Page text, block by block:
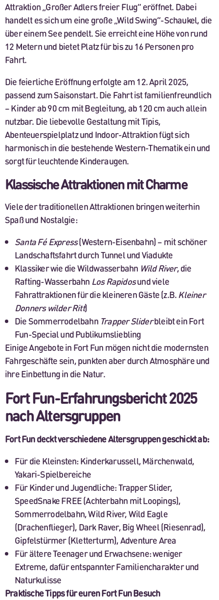
Attraktion „Großer Adlers freier Flug“ eröffnet. Dabei
handelt es sich um eine große „Wild Swing“-Schaukel, die
über einem See pendelt. Sie erreicht eine Höhe von rund
12 Metern und bietet Platz für bis zu 16 Personen pro
Fahrt.
Die feierliche Eröffnung erfolgte am 12. April 2025,
passend zum Saisonstart. Die Fahrt ist familienfreundlich
– Kinder ab 90 cm mit Begleitung, ab 120 cm auch allein
nutzbar. Die liebevolle Gestaltung mit Tipis,
Abenteuerspielplatz und Indoor-Attraktion fügt sich
harmonisch in die bestehende Western-Thematik ein und
sorgt für leuchtende Kinderaugen.
Klassische Attraktionen mit Charme
Viele der traditionellen Attraktionen bringen weiterhin
Spaß und Nostalgie:
Santa Fé Express(Western-Eisenbahn) – mit schöner
Landschaftsfahrt durch Tunnel und Viadukte
Klassiker wie die Wildwasserbahn Wild River, die
Rafting-Wasserbahn Los Rapidosund viele
Fahrattraktionen für die kleineren Gäste (z.B. Kleiner
Donners wilder Ritt)
Die Sommerrodelbahn Trapper Sliderbleibt ein Fort
Fun-Special und Publikumsliebling
Einige Angebote in Fort Fun mögen nicht die modernsten
Fahrgeschäfte sein, punkten aber durch Atmosphäre und
ihre Einbettung in die Natur.
Fort Fun-Erfahrungsbericht 2025
nach Altersgruppen
Fort Fun deckt verschiedene Altersgruppen geschickt ab:
Für die Kleinsten: Kinderkarussell, Märchenwald,
Yakari-Spielbereiche
Für Kinder und Jugendliche: Trapper Slider,
SpeedSnake FREE (Achterbahn mit Loopings),
Sommerrodelbahn, Wild River, Wild Eagle
(Drachenflieger), Dark Raver, Big Wheel (Riesenrad),
Gipfelstürmer (Kletterturm), Adventure Area
Für ältere Teenager und Erwachsene: weniger
Extreme, dafür entspannter Familiencharakter und
Naturkulisse
Praktische Tipps für euren Fort Fun Besuch